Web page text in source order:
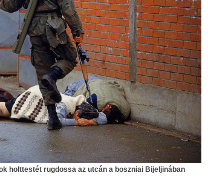
holttestét rugdossa az utcán a boszniai Bijeljinában